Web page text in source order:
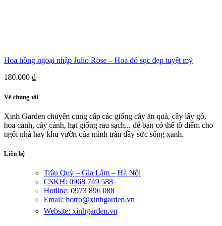
Hoa hồng ngoại nhập Julio Rose – Hoa đỏ sọc đẹp tuyệt mỹ
180.000 ₫
Về chúng tôi
Xinh Garden chuyên cung cấp các giống cây ăn quả, cây lấy gỗ,
hoa cảnh, cây cảnh, hạt giống rau sạch... để bạn có thể tô điểm cho
ngôi nhà hay khu vườn của mình tràn đầy sức sống xanh.
Liên hệ
Trâu Quỳ – Gia Lâm – Hà Nội
CSKH: 0968 749 588
Hotline: 0973 896 088
Email: hotro@xinhgarden.vn
Website: xinhgarden.vn